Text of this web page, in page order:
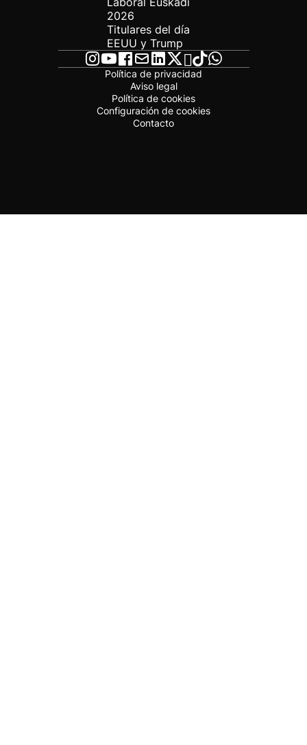
2026
Titulares del día
EEUU y Trump
Política de privacidad
Aviso legal
Política de cookies
Configuración de cookies
Contacto